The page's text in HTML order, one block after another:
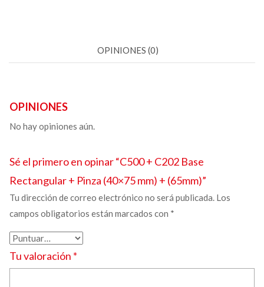
OPINIONES (0)
OPINIONES
No hay opiniones aún.
Sé el primero en opinar “C500 + C202 Base
Rectangular + Pinza (40×75 mm) + (65mm)”
Tu dirección de correo electrónico no será publicada. Los
campos obligatorios están marcados con *
Tu valoración *